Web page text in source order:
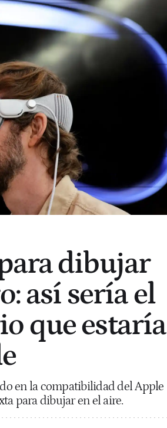
dibujar
así sería el
que estaría
en la compatibilidad del Apple
para dibujar en el aire.